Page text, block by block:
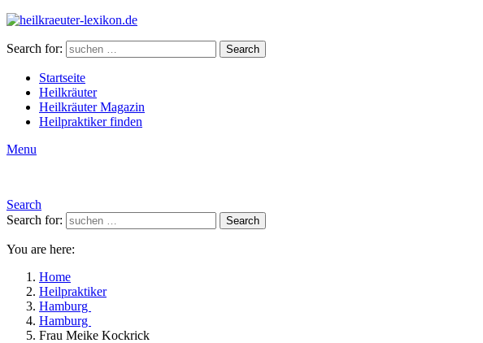
Search for: Search
Startseite
Heilkräuter
Heilkräuter Magazin
Heilpraktiker finden
Menu
Search
Search for:
Search
You are here:
Home
Heilpraktiker
Hamburg
Hamburg
Frau Meike Kockrick